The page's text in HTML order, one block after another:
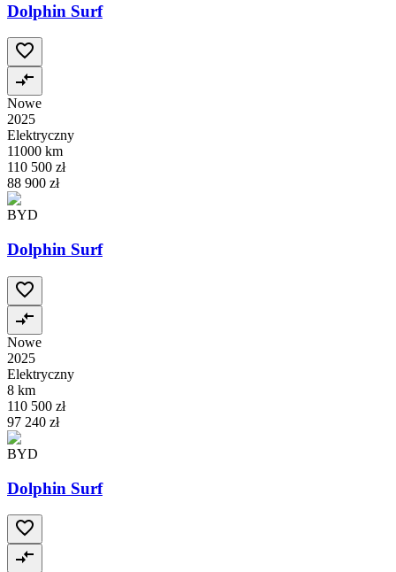
Dolphin Surf
Nowe
2025
Elektryczny
11000 km
110 500 zł
88 900 zł
BYD
Dolphin Surf
Nowe
2025
Elektryczny
8 km
110 500 zł
97 240 zł
BYD
Dolphin Surf